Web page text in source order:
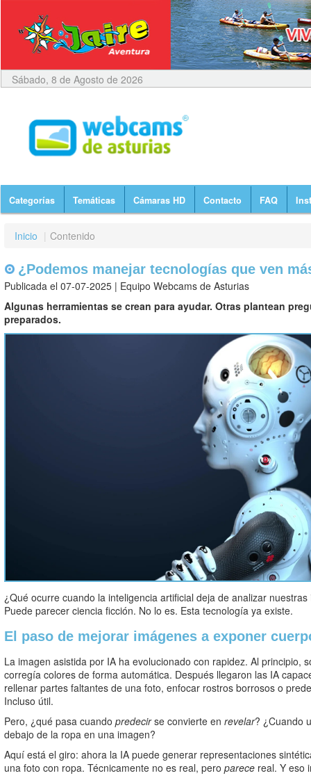
Sábado, 8 de Agosto de 2026
Categorías Temáticas Cámaras HD Contacto FAQ
Inicio | Contenido
¿Podemos manejar tecnologías que ven
Publicada el 07-07-2025 | Equipo Webcams de Asturias
Algunas herramientas se crean para ayudar. Otras plantean
preparados.
¿Qué ocurre cuando la inteligencia artificial deja de analizar
Puede parecer ciencia ficción. No lo es. Esta tecnología ya existe.
El paso de mejorar imágenes a exponer
La imagen asistida por IA ha evolucionado con rapidez. Al principio,
corregía colores de forma automática. Después llegaron las IA
rellenar partes faltantes de una foto, enfocar rostros borrosos o
Incluso útil.
Pero, ¿qué pasa cuando predecirse convierte en revelar? ¿Cuando
debajo de la ropa en una imagen?
Aquí está el giro: ahora la IA puede generar representaciones
una foto con ropa. Técnicamente no es real, pero parece real. Y eso